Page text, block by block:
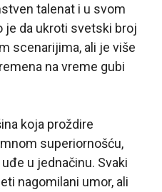
talenat i u svom
je da ukroti svetski broj
scenarijima, ali je više
na vreme gubi
koja proždire
superiornošću,
u jednačinu. Svaki
nagomilani umor, ali